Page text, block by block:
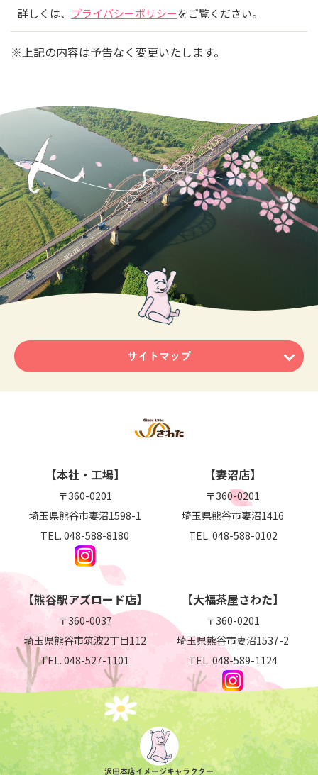
詳しくは、 プライバシーポリシーをご覧ください。
※上記の内容は予告なく変更いたします。
サイトマップ
ホーム
これがうわさの ちーず大福
妻沼店
熊谷駅アズロード店
大福茶屋さわた
妻沼とさわた
会社案内
ごあいさつ
会社概要
プライバシーポリシー
【本社・工場】
〒360-0201
埼玉県熊谷市妻沼1598-1
TEL.048-588-8180
【妻沼店】
〒360-0201
埼玉県熊谷市妻沼1416
TEL. 048-588-0102
【熊谷駅アズロード店】
〒360-0037
埼玉県熊谷市筑波2丁目112
TEL.048-527-1101
【大福茶屋さわた】
〒360-0201
埼玉県熊谷市妻沼1537-2
TEL. 048-589-1124
沢田本店イメージキャラクター